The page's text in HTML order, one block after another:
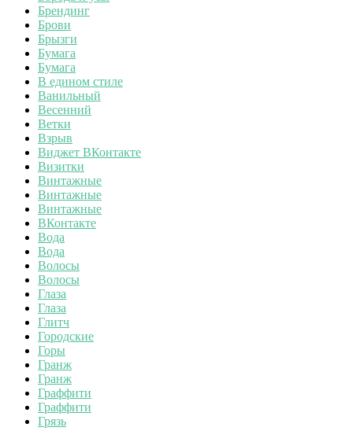
Брендинг
Брови
Брызги
Бумага
Бумага
В едином стиле
Ванильный
Весенний
Ветки
Взрыв
Виджет ВКонтакте
Визитки
Винтажные
Винтажные
Винтажные
ВКонтакте
Вода
Вода
Волосы
Волосы
Глаза
Глаза
Глитч
Городские
Горы
Гранж
Гранж
Граффити
Граффити
Грязь